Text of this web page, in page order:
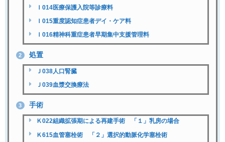
Ｉ014医療保護入院等診療料
Ｉ015重度認知症患者デイ・ケア料
Ｉ016精神科重症患者早期集中支援管理料
2 処置
Ｊ038人口腎臓
Ｊ039血漿交換療法
3 手術
Ｋ022組織拡張期による再建手術 「１」乳房の場合
Ｋ615血管塞栓術 「２」選択的動脈化学塞栓術